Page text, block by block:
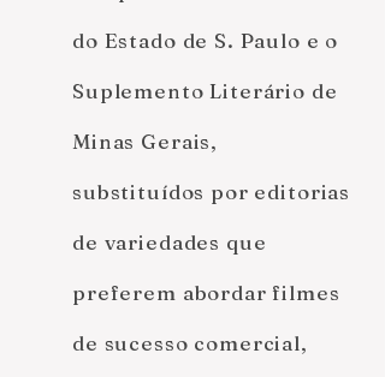
do Estado de S. Paulo e o
Suplemento Literário de
Minas Gerais,
substituídos por editorias
de variedades que
preferem abordar filmes
de sucesso comercial,